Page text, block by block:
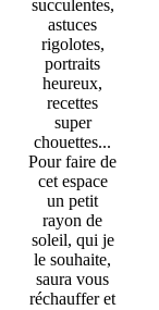
succulentes,
astuces
rigolotes,
portraits
heureux,
recettes
super
chouettes...
Pour faire de
cet espace
un petit
rayon de
soleil, qui je
le souhaite,
saura vous
réchauffer et